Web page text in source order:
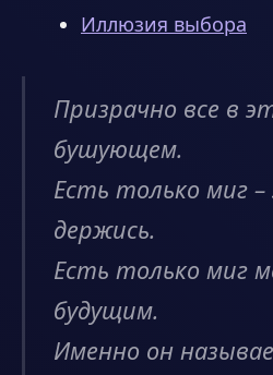
Иллюзия выбора
Призрачно все в
бушующем.
Есть только миг –
держись.
Есть только миг
будущим.
Именно он